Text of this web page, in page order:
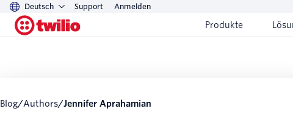
Deutsch Support Anmelden
Produkte
Blog/ Authors/ Jennifer Aprahamian